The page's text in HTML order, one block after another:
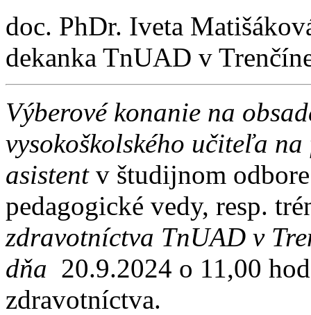
doc. PhDr. Iveta
dekanka TnUAD v
Výberové konanie na
vysokoškolského učiteľa
asistent v študijnom
pedagogické vedy, resp.
zdravotníctva TnUAD v
dňa 20.9.2024 o 11,00
zdravotníctva.